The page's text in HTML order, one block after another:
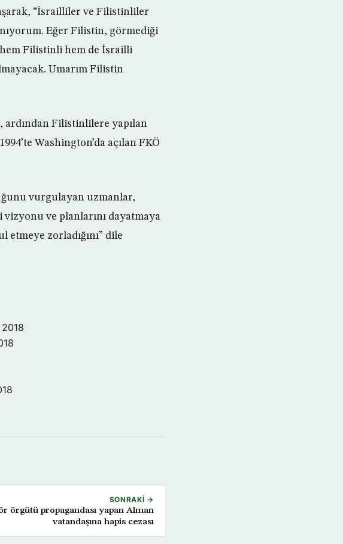
“İsrailliler ve Filistinliler
Eğer Filistin, görmediği
hem Filistinli hem de İsrailli
Umarım Filistin
ardından Filistinlilere yapılan
Washington’da açılan FKÖ
vurgulayan uzmanlar,
ve planlarını dayatmaya
etmeye zorladığını” dile
SONRAKI →
örgütü propagandası yapan Alman
vatandaşına hapis cezası